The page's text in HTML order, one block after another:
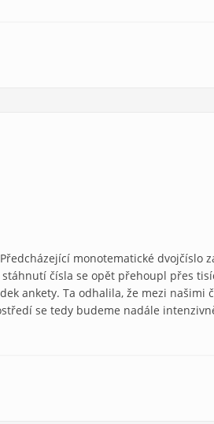
monotematické dvojčíslo
čísla se opět přehoupl přes
ankety. Ta odhalila, že mezi našimi
se tedy budeme nadále